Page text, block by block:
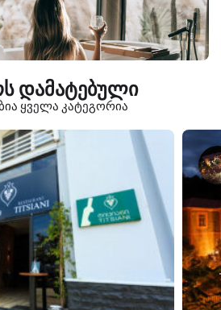
დამატებული
ყველა კატეგორია